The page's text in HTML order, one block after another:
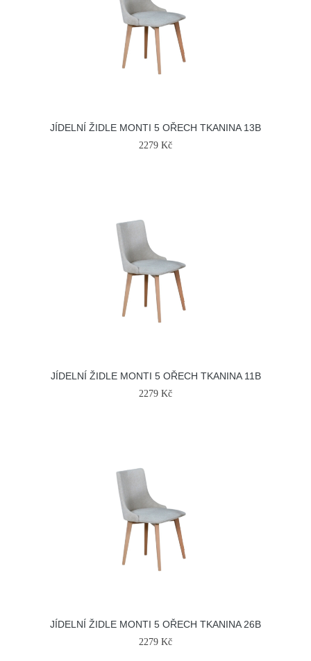
JÍDELNÍ ŽIDLE MONTI 5 OŘECH TKANINA 13B
2279 Kč
JÍDELNÍ ŽIDLE MONTI 5 OŘECH TKANINA 11B
2279 Kč
JÍDELNÍ ŽIDLE MONTI 5 OŘECH TKANINA 26B
2279 Kč